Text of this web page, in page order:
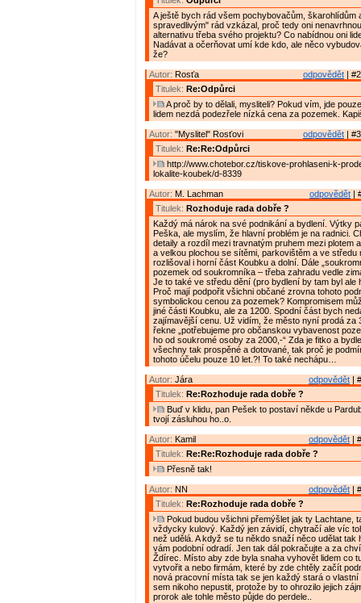
A ještě bych rád všem pochybovačům, škarohlídům
spravedlivým" rád vzkázal, proč tedy oni
alternativu třeba svého projektu? Co nabídnou oni
Nadávat a očerňovat umí kde kdo, ale něco
že?
odpovědět |
Autor: Rosťa
Titulek: Re:Odpůrci
A proč by to dělali, mysliteli? Pokud vím, jde
lidem nezdá podezřele nízká cena za pozemek.
odpovědět |
Autor: "Myslitel" Rosťovi
Titulek: Re:Re:Odpůrci
http://www.chotebor.cz/tiskove-prohlaseni-k-
lokalite-koubek/d-8339
odpovědět |
Autor: M. Lachman
Titulek: Rozhoduje rada dobře ?
Každý má nárok na své podnikání a bydlení. Výtky
Peška, ale myslím, že hlavní problém je na radnici.
detaily a rozdíl mezi travnatým pruhem mezi plotem
a velkou plochou se sítěmi, parkovištěm a ve středu
rozlišoval i horní část Koubku a dolní. Dále
pozemek od soukromníka – třeba zahradu vedle
Je to také ve středu dění (pro bydlení by tam byl ale
Proč mají podpořit všichni občané zrovna tohoto
symbolickou cenou za pozemek? Kompromisem
jiné části Koubku, ale za 1200. Spodní část bych
zajímavější cenu. Už vidím, že město nyní prodá za
řekne „potřebujeme pro občanskou vybavenost
ho od soukromé osoby za 2000,-“ Zda je fitko a
všechny tak prospěné a dotované, tak proč je
tohoto účelu pouze 10 let.?! To také nechápu…
odpovědět |
Autor: Jára
Titulek: Re:Rozhoduje rada dobře ?
Buď v klidu, pan Pešek to postaví někde u
tvojí zásluhou ho..o.
odpovědět |
Autor: Kamil
Titulek: Re:Re:Rozhoduje rada dobře ?
Přesně tak!
odpovědět |
Autor: NN
Titulek: Re:Rozhoduje rada dobře ?
Pokud budou všichni přemýšlet jak ty Lachtane,
vždycky kulový. Každý jen závidí, chytračí ale víc
než udělá. A když se tu někdo snaží něco udělat tak
vám podobní odradí. Jen tak dál pokračujte a za
Ždírec. Místo aby zde byla snaha vyhovět lidem co
vytvořit a nebo firmám, které by zde chtěly začít
nová pracovní místa tak se jen každý stará o
sem nikoho nepustit, protože by to ohrozilo jejich
prorok ale tohle město půjde do perdele..